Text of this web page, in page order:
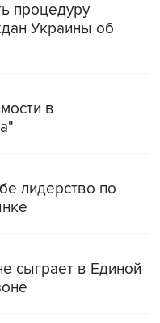
процедуру
Украины об
в
лидерство по
сыграет в Единой